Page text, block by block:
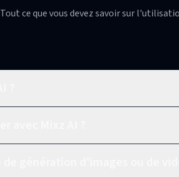
Tout ce que vous devez savoir sur